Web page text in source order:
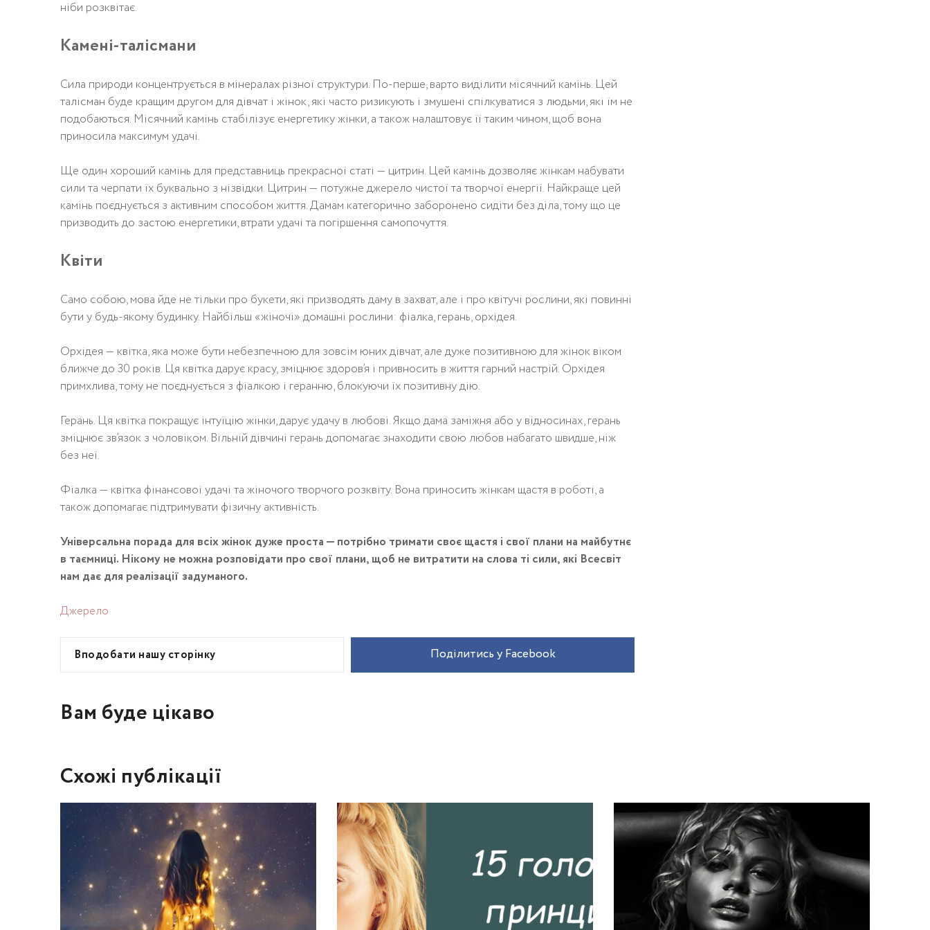
ніби розквітає.
Камені-талісмани
Сила природи концентрується в мінералах різної структури. По-перше, варто виділити місячний камінь. Цей
талісман буде кращим другом для дівчат і жінок, які часто ризикують і змушені спілкуватися з людьми, які їм не
подобаються. Місячний камінь стабілізує енергетику жінки, а також налаштовує її таким чином, щоб вона
приносила максимум удачі.
Ще один хороший камінь для представниць прекрасної статі — цитрин. Цей камінь дозволяє жінкам набувати
сили та черпати їх буквально з нізвідки. Цитрин — потужне джерело чистої та творчої енергії. Найкраще цей
камінь поєднується з активним способом життя. Дамам категорично заборонено сидіти без діла, тому що це
призводить до застою енергетики, втрати удачі та погіршення самопочуття.
Квіти
Само собою, мова йде не тільки про букети, які призводять даму в захват, але і про квітучі рослини, які повинні
бути у будь-якому будинку. Найбільш «жіночі» домашні рослини: фіалка, герань, орхідея.
Орхідея — квітка, яка може бути небезпечною для зовсім юних дівчат, але дуже позитивною для жінок віком
ближче до 30 років. Ця квітка дарує красу, зміцнює здоров’я і привносить в життя гарний настрій. Орхідея
примхлива, тому не поєднується з фіалкою і геранню, блокуючи їх позитивну дію.
Герань. Ця квітка покращує інтуїцію жінки, дарує удачу в любові. Якщо дама заміжня або у відносинах, герань
зміцнює зв’язок з чоловіком. Вільній дівчині герань допомагає знаходити свою любов набагато швидше, ніж
без неї.
Фіалка — квітка фінансової удачі та жіночого творчого розквіту. Вона приносить жінкам щастя в роботі, а
також допомагає підтримувати фізичну активність.
Універсальна порада для всіх жінок дуже проста — потрібно тримати своє щастя і свої плани на майбутнє
в таємниці. Нікому не можна розповідати про свої плани, щоб не витратити на слова ті сили, які Всесвіт
нам дає для реалізації задуманого.
Джерело
Вподобати нашу сторінку Поділитись у Facebook
Вам буде цікаво
Схожі публікації